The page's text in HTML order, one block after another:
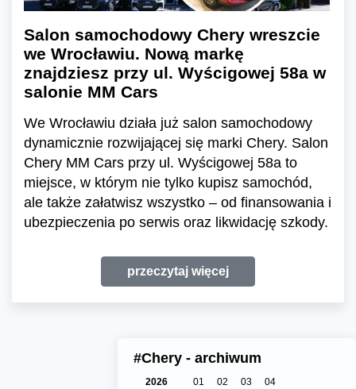
Salon samochodowy Chery wreszcie
we Wrocławiu. Nową markę
znajdziesz przy ul. Wyścigowej 58a w
salonie MM Cars
We Wrocławiu działa już salon samochodowy
dynamicznie rozwijającej się marki Chery. Salon
Chery MM Cars przy ul. Wyścigowej 58a to
miejsce, w którym nie tylko kupisz samochód,
ale także załatwisz wszystko – od finansowania i
ubezpieczenia po serwis oraz likwidację szkody.
przeczytaj więcej
#Chery - archiwum
2026 01 02 03
04